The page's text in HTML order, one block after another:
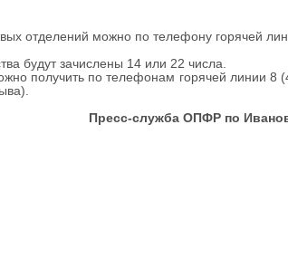
отделений можно по телефону горячей
зачислены 14 или 22 числа.
получить по телефонам горячей линии 8
Пресс-служба ОПФР по